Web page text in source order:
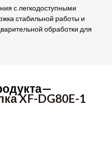
с легкодоступными
стабильной работы и
обработки для
XF-DG80E-1